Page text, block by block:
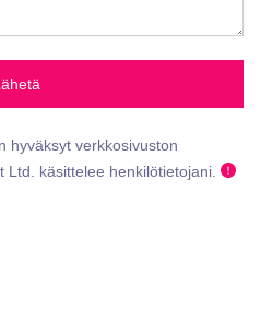
hyväksyt verkkosivuston
Ltd. käsittelee henkilötietojani.